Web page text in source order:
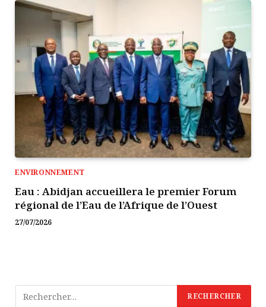
ENVIRONNEMENT
Eau : Abidjan accueillera le premier Forum
régional de l’Eau de l’Afrique de l’Ouest
27/07/2026